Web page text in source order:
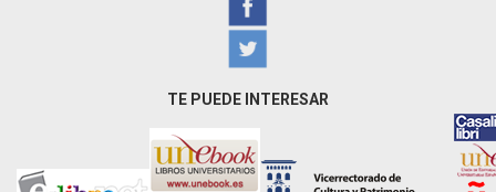
TE PUEDE INTERESAR